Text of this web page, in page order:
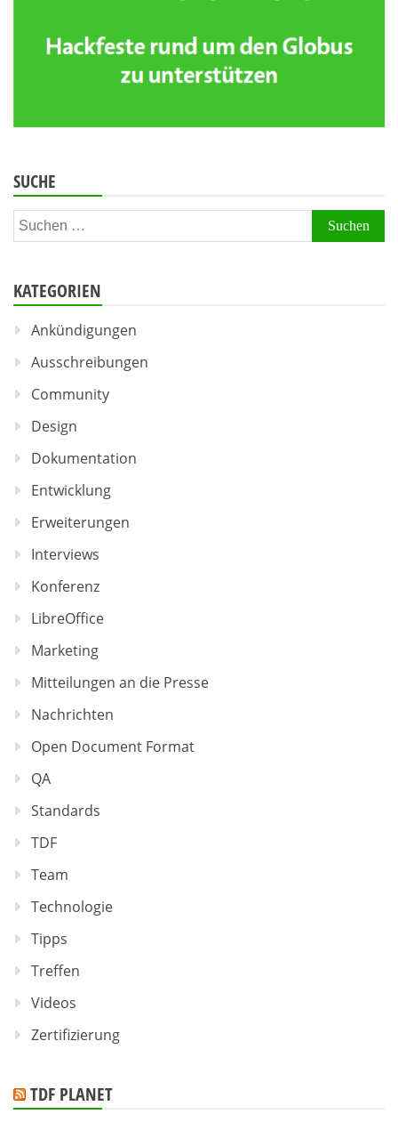
SUCHE
Suchen
nach:
KATEGORIEN
Ankündigungen
Ausschreibungen
Community
Design
Dokumentation
Entwicklung
Erweiterungen
Interviews
Konferenz
LibreOffice
Marketing
Mitteilungen an die Presse
Nachrichten
Open Document Format
QA
Standards
TDF
Team
Technologie
Tipps
Treffen
Videos
Zertifizierung
TDF PLANET